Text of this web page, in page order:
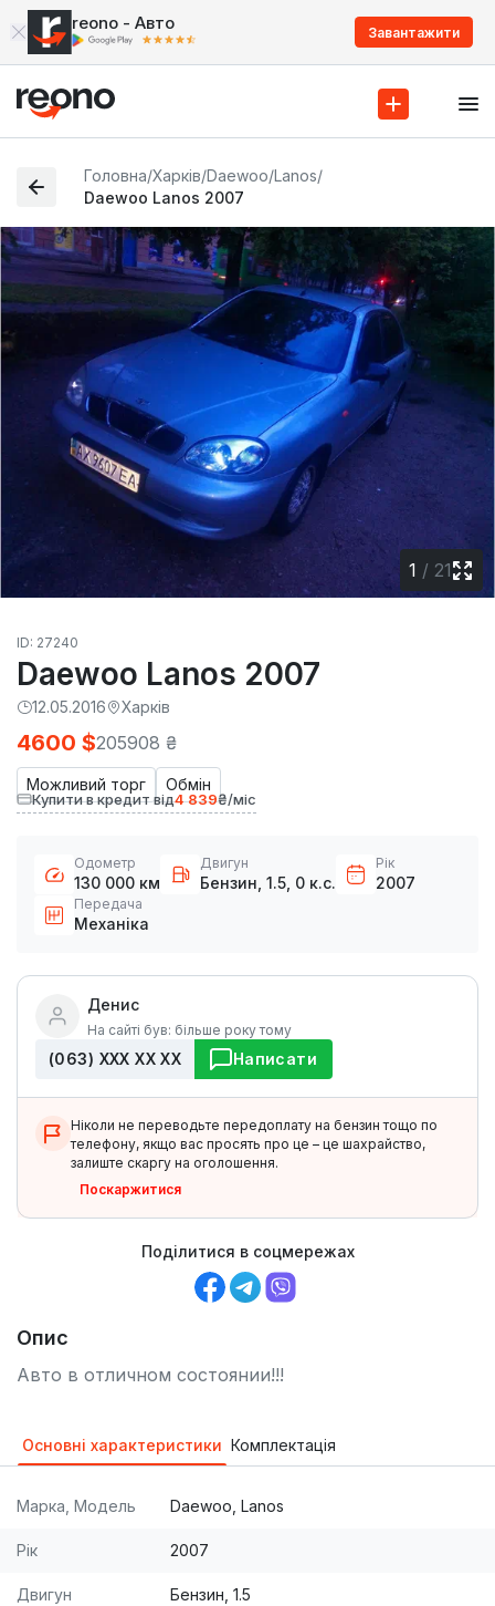
reono - Авто Завантажити
Головна/Харків/Daewoo/Lanos/
Daewoo Lanos 2007
1 / 21
ID: 27240
Daewoo Lanos 2007
12.05.2016 Харків
Можливий торг Обмін
4600 $205908 ₴
Купити в кредит від4 839₴/міс
Одометр
130 000 км
Двигун
Бензин, 1.5, 0 к.с.
Рік
2007
Передача
Механіка
Денис
На сайті був: більше року тому
(063) ХХХ ХХ ХХ Написати
Ніколи не переводьте передоплату на бензин тощо по
телефону, якщо вас просять про це – це шахрайство,
залиште скаргу на оголошення.
Поскаржитися
Поділитися в соцмережах
Опис
Авто в отличном состоянии!!!
Основні характеристики Комплектація
Марка, Модель Daewoo, Lanos
Рік 2007
Двигун Бензин, 1.5